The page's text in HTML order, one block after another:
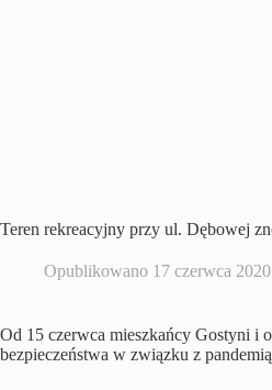
Teren rekreacyjny przy ul. Dębowej
Opublikowano 17 czerwca 2020
Od 15 czerwca mieszkańcy Gostyni i
bezpieczeństwa w związku z